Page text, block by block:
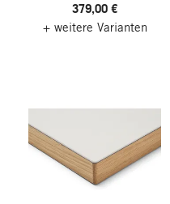
379,00 €
+ weitere Varianten